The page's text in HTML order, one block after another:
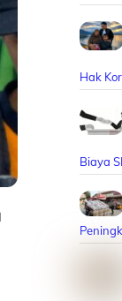
Hak
Biaya